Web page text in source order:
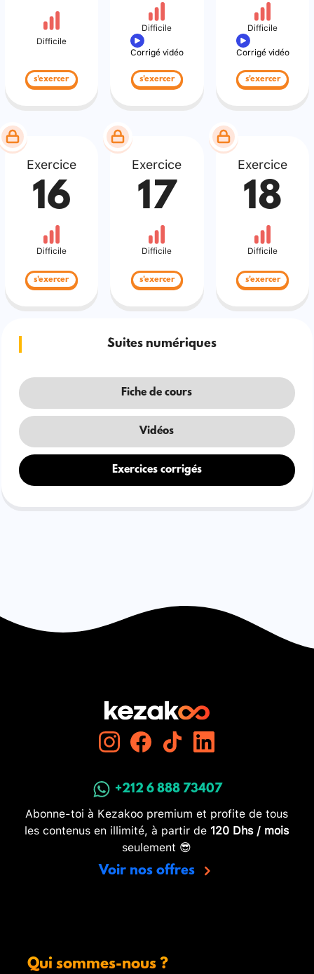
Difficile
s'exercer
Difficile
Corrigé vidéo
s'exercer
Difficile
Corrigé vidéo
s'exercer
Exercice
16
Difficile
s'exercer
Exercice
17
Difficile
s'exercer
Exercice
18
Difficile
s'exercer
Suites numériques
Fiche de cours
Vidéos
Exercices corrigés
+212 6 888 73407
Abonne-toi à Kezakoo premium et profite de tous
les contenus en illimité, à partir de 120 Dhs / mois
seulement 😎
Voir nos offres
Qui sommes-nous ?